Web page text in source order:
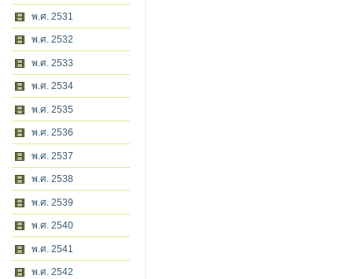
พ.ศ. 2531
พ.ศ. 2532
พ.ศ. 2533
พ.ศ. 2534
พ.ศ. 2535
พ.ศ. 2536
พ.ศ. 2537
พ.ศ. 2538
พ.ศ. 2539
พ.ศ. 2540
พ.ศ. 2541
พ.ศ. 2542